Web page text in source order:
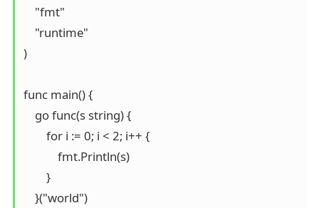
    "fmt"
    "runtime"
)
func main() {
    go func(s string) {
        for i := 0; i < 2; i++ {
            fmt.Println(s)
        }
    }("world")